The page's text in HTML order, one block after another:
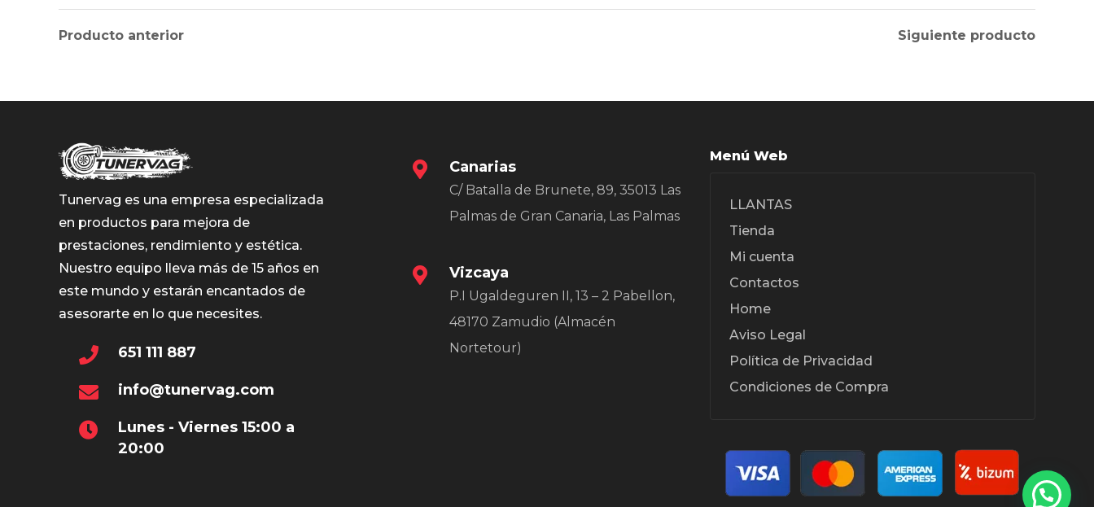
variantes.
Las
Producto anterior Siguiente producto
Tunervag es una empresa especializada
en productos para mejora de
prestaciones, rendimiento y estética.
Nuestro equipo lleva más de 15 años en
este mundo y estarán encantados de
asesorarte en lo que necesites.
651 111 887
info@tunervag.com
Lunes - Viernes 15:00 a
20:00
Canarias
C/ Batalla de Brunete, 89, 35013 Las
Palmas de Gran Canaria, Las Palmas
Vizcaya
P.I Ugaldeguren II, 13 – 2 Pabellon,
48170 Zamudio (Almacén
Nortetour)
Menú Web
LLANTAS
Tienda
Mi cuenta
Contactos
Home
Aviso Legal
Política de Privacidad
Condiciones de Compra